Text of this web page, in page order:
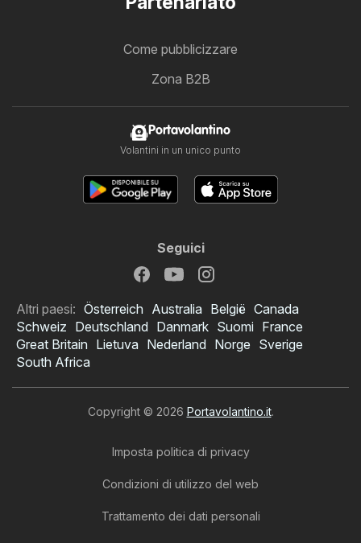
Come pubblicizzare
Zona B2B
Portavolantino
Volantini in un unico punto
Seguici
Altri paesi: Österreich Australia België Canada
Schweiz Deutschland Danmark Suomi France
Great Britain Lietuva Nederland Norge Sverige
South Africa
Copyright © 2026 Portavolantino.it.
Imposta politica di privacy
Condizioni di utilizzo del web
Trattamento dei dati personali